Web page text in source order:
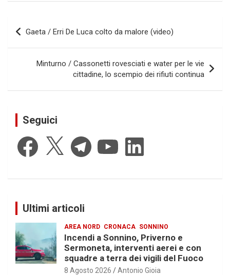
Navigazione
articoli
Gaeta / Erri De Luca colto da malore (video)
Minturno / Cassonetti rovesciati e water per le vie
cittadine, lo scempio dei rifiuti continua
Seguici
Facebook Telegram YouTube LinkedIn
Ultimi articoli
AREA NORD CRONACA SONNINO
Incendi a Sonnino, Priverno e
Sermoneta, interventi aerei e con
squadre a terra dei vigili del Fuoco
8 Agosto 2026 Antonio Gioia